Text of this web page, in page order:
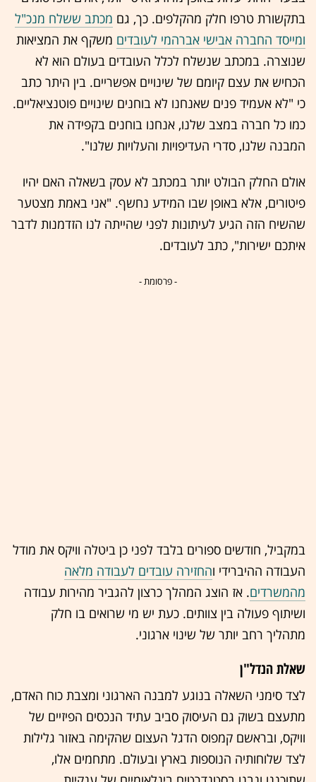
בתקשורת טרפו חלק מהקלפים. כך, גם מכתב ששלח מנכ"ל
ומייסד החברה אבישי אברהמי לעובדים משקף את המציאות
שנוצרה. במכתב שנשלח לכלל העובדים בעולם הוא לא
הכחיש את עצם קיומם של שינויים אפשריים. בין היתר כתב
כי "לא אעמיד פנים שאנחנו לא בוחנים שינויים פוטנציאליים.
כמו כל חברה במצב שלנו, אנחנו בוחנים בקפידה את
המבנה שלנו, סדרי העדיפויות והעלויות שלנו".
אולם החלק הבולט יותר במכתב לא עסק בשאלה האם יהיו
פיטורים, אלא באופן שבו המידע נחשף. "אני באמת מצטער
שהשיח הזה הגיע לעיתונות לפני שהייתה לנו הזדמנות לדבר
איתכם ישירות", כתב לעובדים.
- פרסומת -
במקביל, חודשים ספורים בלבד לפני כן ביטלה וויקס את מודל
העבודה ההיברידי והחזירה עובדים לעבודה מלאה
מהמשרדים. אז הוצג המהלך כרצון להגביר מהירות עבודה
ושיתוף פעולה בין צוותים. כעת יש מי שרואים בו חלק
מתהליך רחב יותר של שינוי ארגוני.
שאלת הנדל"ן
לצד סימני השאלה בנוגע למבנה הארגוני ומצבת כוח האדם,
מתעצם בשוק גם העיסוק סביב עתיד הנכסים הפיזיים של
וויקס, ובראשם קמפוס הדגל העצום שהקימה באזור גלילות
לצד שלוחותיה הנוספות בארץ ובעולם. מתחמים אלו,